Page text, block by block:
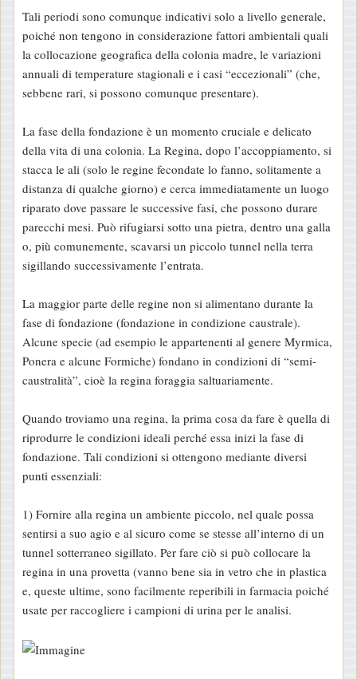
Tali periodi sono comunque indicativi solo a livello generale,
poiché non tengono in considerazione fattori ambientali quali
la collocazione geografica della colonia madre, le variazioni
annuali di temperature stagionali e i casi “eccezionali” (che,
sebbene rari, si possono comunque presentare).
La fase della fondazione è un momento cruciale e delicato
della vita di una colonia. La Regina, dopo l’accoppiamento, si
stacca le ali (solo le regine fecondate lo fanno, solitamente a
distanza di qualche giorno) e cerca immediatamente un luogo
riparato dove passare le successive fasi, che possono durare
parecchi mesi. Può rifugiarsi sotto una pietra, dentro una galla
o, più comunemente, scavarsi un piccolo tunnel nella terra
sigillando successivamente l’entrata.
La maggior parte delle regine non si alimentano durante la
fase di fondazione (fondazione in condizione caustrale).
Alcune specie (ad esempio le appartenenti al genere Myrmica,
Ponera e alcune Formiche) fondano in condizioni di “semi-
caustralità”, cioè la regina foraggia saltuariamente.
Quando troviamo una regina, la prima cosa da fare è quella di
riprodurre le condizioni ideali perché essa inizi la fase di
fondazione. Tali condizioni si ottengono mediante diversi
punti essenziali:
1) Fornire alla regina un ambiente piccolo, nel quale possa
sentirsi a suo agio e al sicuro come se stesse all’interno di un
tunnel sotterraneo sigillato. Per fare ciò si può collocare la
regina in una provetta (vanno bene sia in vetro che in plastica
e, queste ultime, sono facilmente reperibili in farmacia poiché
usate per raccogliere i campioni di urina per le analisi.